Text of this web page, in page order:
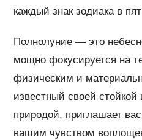
каждый знак зодиака в
Полнолуние — это
мощно фокусируется на
физическим и
известный своей
природой, приглашает
вашим чувством